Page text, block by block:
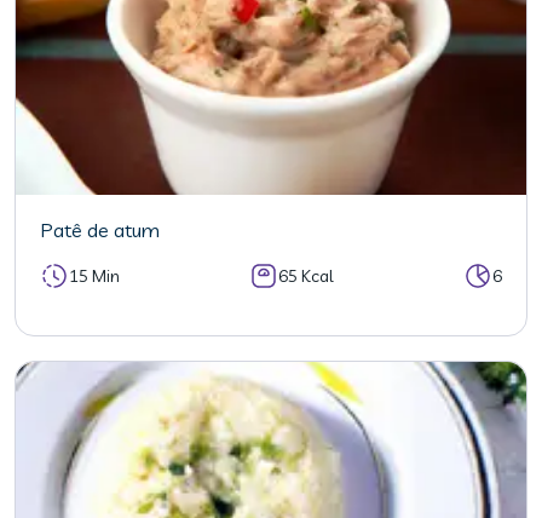
Patê de atum
15 Min 65 Kcal 6